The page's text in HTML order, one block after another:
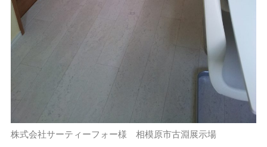
株式会社サーティーフォー様 相模原市古淵展示場